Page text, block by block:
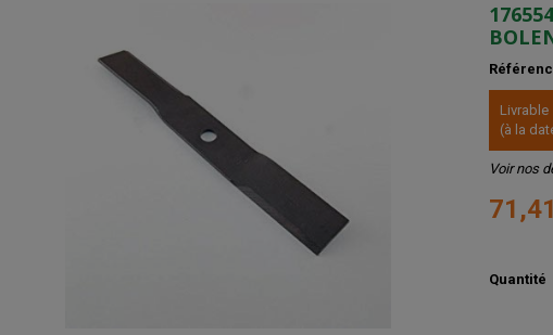
Livrable
(à la
Voir nos
Quantité